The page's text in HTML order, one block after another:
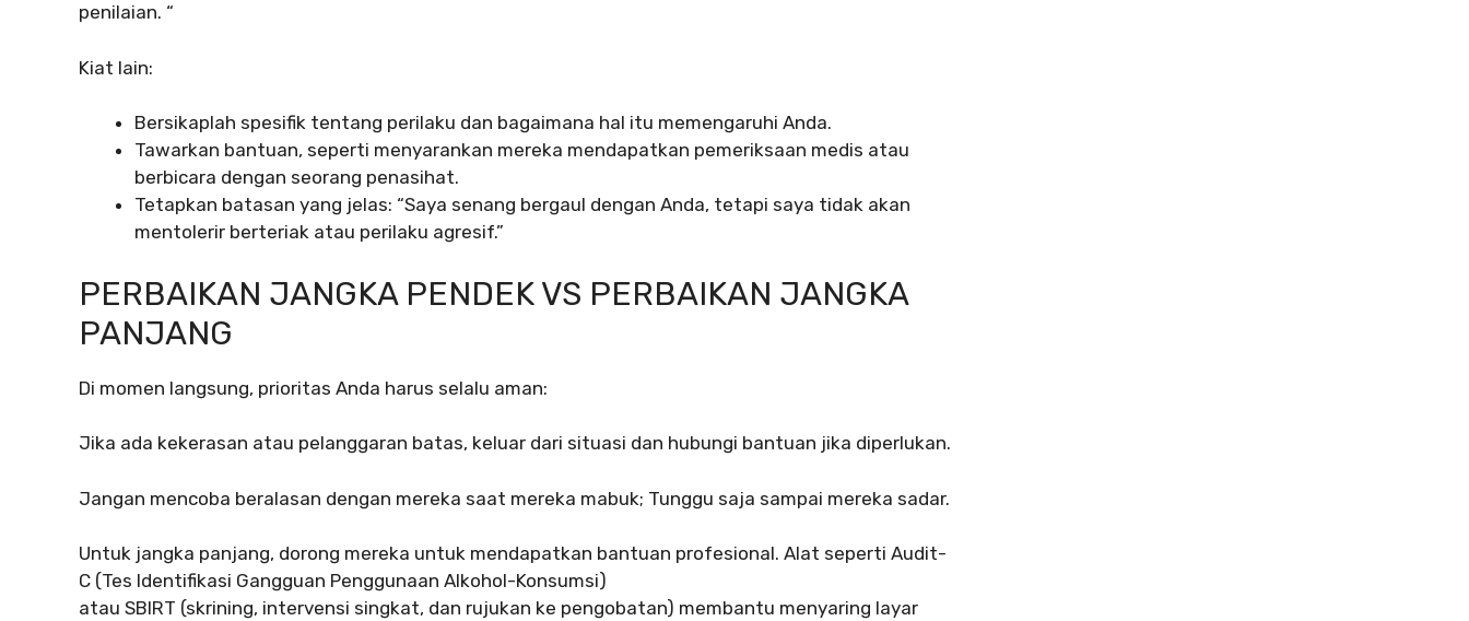
penilaian. “
Kiat lain:
Bersikaplah spesifik tentang perilaku dan bagaimana hal itu memengaruhi Anda.
Tawarkan bantuan, seperti menyarankan mereka mendapatkan pemeriksaan medis atau
berbicara dengan seorang penasihat.
Tetapkan batasan yang jelas: “Saya senang bergaul dengan Anda, tetapi saya tidak akan
mentolerir berteriak atau perilaku agresif.”
PERBAIKAN JANGKA PENDEK VS PERBAIKAN JANGKA
PANJANG
Di momen langsung, prioritas Anda harus selalu aman:
Jika ada kekerasan atau pelanggaran batas, keluar dari situasi dan hubungi bantuan jika diperlukan.
Jangan mencoba beralasan dengan mereka saat mereka mabuk; Tunggu saja sampai mereka sadar.
Untuk jangka panjang, dorong mereka untuk mendapatkan bantuan profesional. Alat seperti Audit-
C (Tes Identifikasi Gangguan Penggunaan Alkohol-Konsumsi)
atau SBIRT (skrining, intervensi singkat, dan rujukan ke pengobatan) membantu menyaring layar